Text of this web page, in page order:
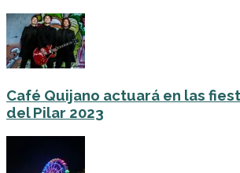
Café Quijano actuará en las
del Pilar 2023